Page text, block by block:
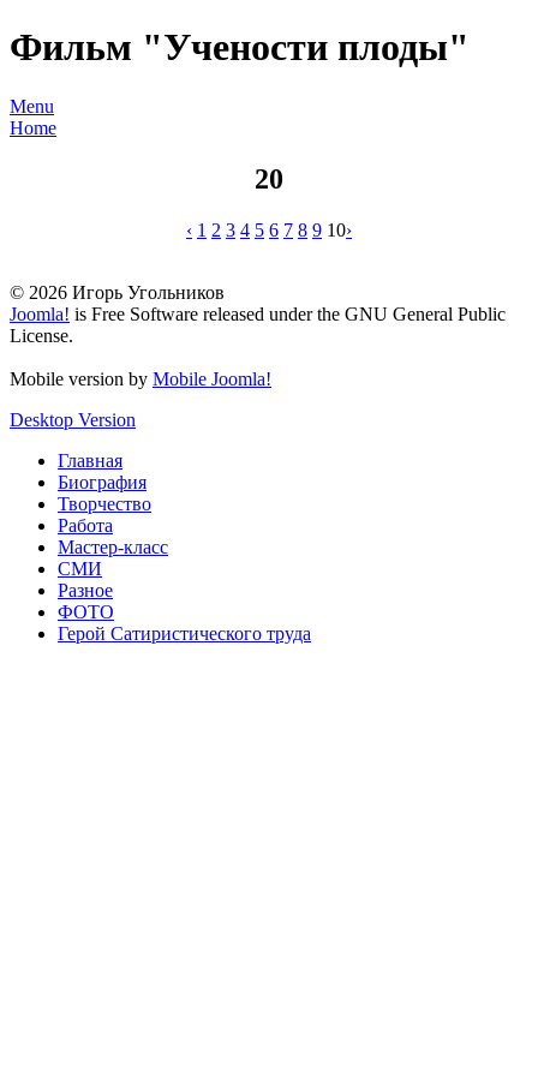
Фильм "Учености плоды"
Menu
Home
20
‹ 1 2 3 4 5 6 7 8 9 10›
© 2026 Игорь Угольников
Joomla! is Free Software released under the GNU General Public
License.
Mobile version by Mobile Joomla!
Desktop Version
Главная
Биография
Творчество
Работа
Мастер-класс
СМИ
Разное
ФОТО
Герой Сатиристического труда